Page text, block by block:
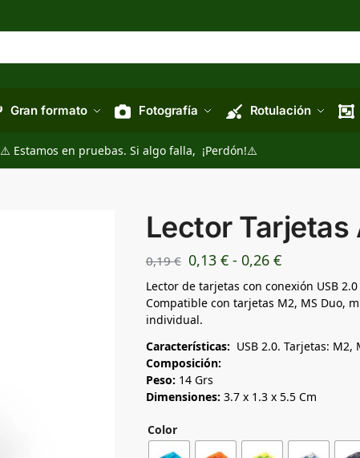
Gran formato Fotografía Rotulación
⚠️ Estamos en pruebas. Si algo falla, ¡Perdón!⚠️
Lector Tarjetas
0,19€ 0,13 € - 0,26 €
Lector de tarjetas con conexión USB
Compatible con tarjetas M2, MS Duo,
individual.
Características: USB 2.0. Tarjetas: M2,
Composición:
Peso: 14 Grs
Dimensiones: 3.7 x 1.3 x 5.5 Cm
Color